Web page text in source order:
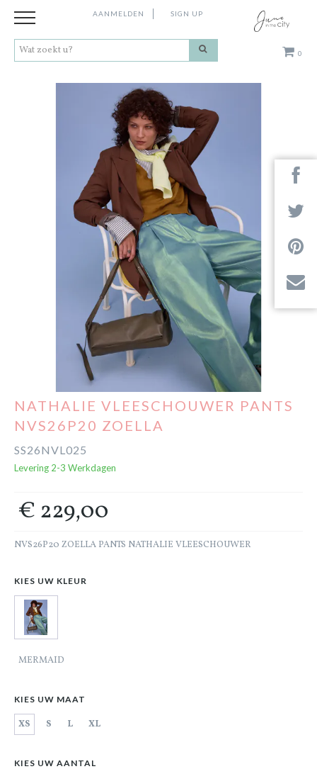
0
AANMELDEN SIGN UP
Kleding
Cadeaubon
Outlet
Next
NATHALIE VLEESCHOUWER PANTS
NVS26P20 ZOELLA
SS26NVL025
Levering 2-3 Werkdagen
€ 229,00
NVS26P20 ZOELLA PANTS NATHALIE VLEESCHOUWER
KIES UW KLEUR
MERMAID
KIES UW MAAT
XS S L XL
KIES UW AANTAL